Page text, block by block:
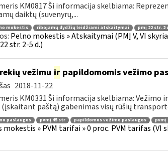
KM0817 Ši informacija skelbiama:
daiktų (suvenyrų,...
mokestis ribojamų dydžių leidžiami atskaitymai pmį 22 str. 2
Pelno mokestis » Atskaitymai (PMĮ V, VI
str. 2-5 d.)
vežimu irpapildomomis vežimo
2018-11-22
KM0331 Ši informacija skelbiama: Vežimo
(įskaitant paštą) gabenimas visų rūšių
paslaugos pvmį 45 str papildomos vežimo paslaugos pvmį
» PVM tarifai » 0 proc. PVM tarifas (VI